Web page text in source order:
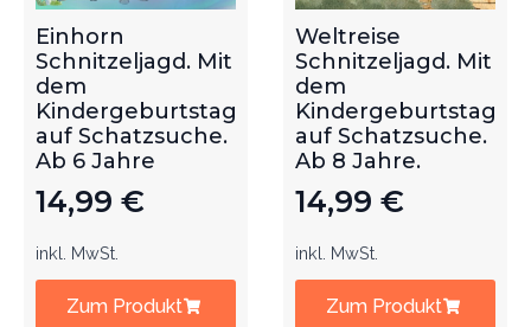
Einhorn
Schnitzeljagd. Mit
dem
Kindergeburtstag
auf Schatzsuche.
Ab 6 Jahre
14,99 €
inkl. MwSt.
Zum Produkt
Weltreise
Schnitzeljagd. Mit
dem
Kindergeburtstag
auf Schatzsuche.
Ab 8 Jahre.
14,99 €
inkl. MwSt.
Zum Produkt